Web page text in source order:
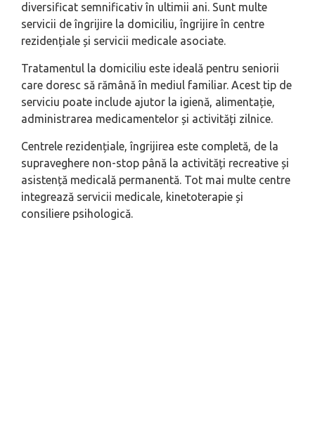
diversificat semnificativ în ultimii ani. Sunt multe
servicii de îngrijire la domiciliu, îngrijire în centre
rezidențiale și servicii medicale asociate.
Tratamentul la domiciliu este ideală pentru seniorii
care doresc să rămână în mediul familiar. Acest tip de
serviciu poate include ajutor la igienă, alimentație,
administrarea medicamentelor și activități zilnice.
Centrele rezidențiale, îngrijirea este completă, de la
supraveghere non-stop până la activități recreative și
asistență medicală permanentă. Tot mai multe centre
integrează servicii medicale, kinetoterapie și
consiliere psihologică.